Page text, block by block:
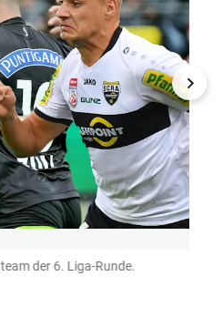
der 6. Liga-Runde.